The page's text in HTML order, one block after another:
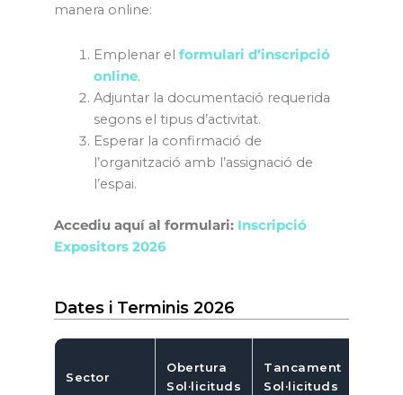
manera online:
Emplenar el formulari d’inscripció
online.
Adjuntar la documentació requerida
segons el tipus d’activitat.
Esperar la confirmació de
l’organització amb l’assignació de
l’espai.
Accediu aquí al formulari: Inscripció
Expositors 2026
Dates i Terminis 2026
Sector
Obertura
Sol·licituds
Tancament
Sol·licituds